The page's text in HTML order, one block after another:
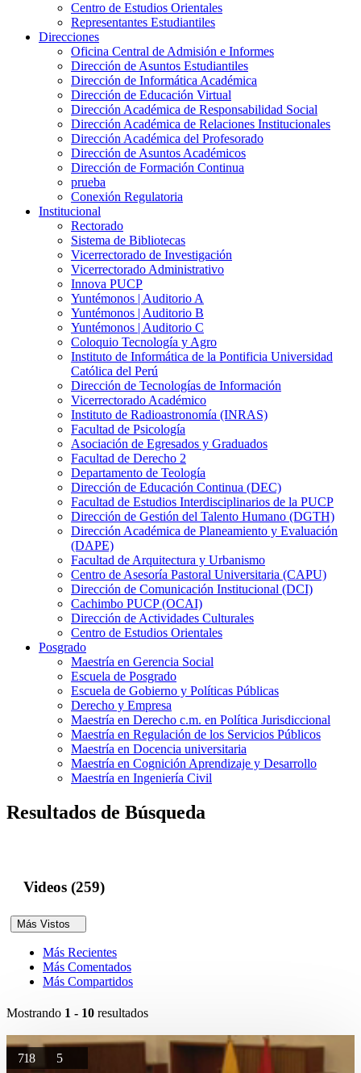
Centro de Estudios Orientales
Representantes Estudiantiles
Direcciones
Oficina Central de Admisión e Informes
Dirección de Asuntos Estudiantiles
Dirección de Informática Académica
Dirección de Educación Virtual
Dirección Académica de Responsabilidad Social
Dirección Académica de Relaciones Institucionales
Dirección Académica del Profesorado
Dirección de Asuntos Académicos
Dirección de Formación Continua
prueba
Conexión Regulatoria
Institucional
Rectorado
Sistema de Bibliotecas
Vicerrectorado de Investigación
Vicerrectorado Administrativo
Innova PUCP
Yuntémonos | Auditorio A
Yuntémonos | Auditorio B
Yuntémonos | Auditorio C
Coloquio Tecnología y Agro
Instituto de Informática de la Pontificia Universidad
Católica del Perú
Dirección de Tecnologías de Información
Vicerrectorado Académico
Instituto de Radioastronomía (INRAS)
Facultad de Psicología
Asociación de Egresados y Graduados
Facultad de Derecho 2
Departamento de Teología
Dirección de Educación Continua (DEC)
Facultad de Estudios Interdisciplinarios de la PUCP
Dirección de Gestión del Talento Humano (DGTH)
Dirección Académica de Planeamiento y Evaluación
(DAPE)
Facultad de Arquitectura y Urbanismo
Centro de Asesoría Pastoral Universitaria (CAPU)
Dirección de Comunicación Institucional (DCI)
Cachimbo PUCP (OCAI)
Dirección de Actividades Culturales
Centro de Estudios Orientales
Posgrado
Maestría en Gerencia Social
Escuela de Posgrado
Escuela de Gobierno y Políticas Públicas
Derecho y Empresa
Maestría en Derecho c.m. en Política Jurisdiccional
Maestría en Regulación de los Servicios Públicos
Maestría en Docencia universitaria
Maestría en Cognición Aprendizaje y Desarrollo
Maestría en Ingeniería Civil
Resultados de Búsqueda
Videos (259)
Más Vistos
Más Recientes
Más Comentados
Más Compartidos
Mostrando 1 - 10 resultados
718 5